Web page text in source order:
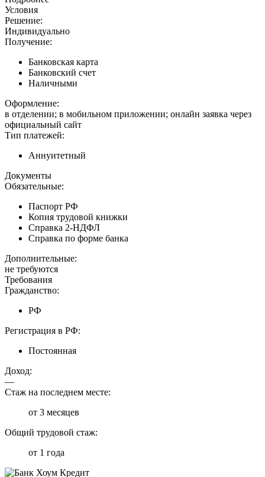
Условия
Решение:
Индивидуально
Получение:
Банковская карта
Банковский счет
Наличными
Оформление:
в отделении; в мобильном приложении; онлайн заявка через
официальный сайт
Тип платежей:
Аннуитетный
Документы
Обязательные:
Паспорт РФ
Копия трудовой книжки
Справка 2-НДФЛ
Справка по форме банка
Дополнительные:
не требуются
Требования
Гражданство:
РФ
Регистрация в РФ:
Постоянная
Доход:
—
Стаж на последнем месте:
от 3 месяцев
Общий трудовой стаж:
от 1 года